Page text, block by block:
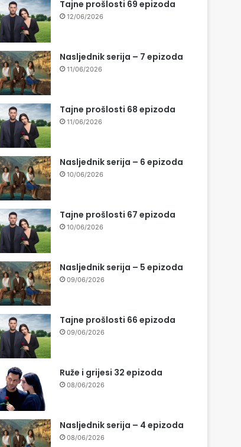
Tajne prošlosti 69 epizoda
12/06/2026
Nasljednik serija – 7 epizoda
11/06/2026
Tajne prošlosti 68 epizoda
11/06/2026
Nasljednik serija – 6 epizoda
10/06/2026
Tajne prošlosti 67 epizoda
10/06/2026
Nasljednik serija – 5 epizoda
09/06/2026
Tajne prošlosti 66 epizoda
09/06/2026
Ruže i grijesi 32 epizoda
08/06/2026
Nasljednik serija – 4 epizoda
08/06/2026